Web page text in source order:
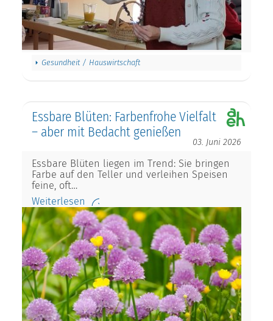
Gesundheit / Hauswirtschaft
Essbare Blüten: Farbenfrohe Vielfalt
– aber mit Bedacht genießen
03. Juni 2026
Essbare Blüten liegen im Trend: Sie bringen
Farbe auf den Teller und verleihen Speisen
feine, oft…
Weiterlesen